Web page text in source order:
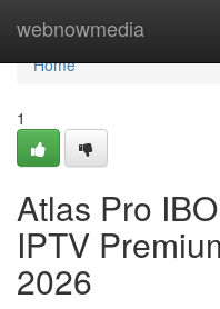
webnowmedia
Home
Home
1
Atlas Pro
IPTV
2026